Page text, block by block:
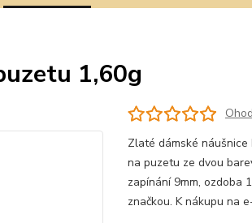
1,60g
Zlaté dámské
na puzetu ze dvou
zapínání 9mm, ozdoba
značkou. K nákupu na